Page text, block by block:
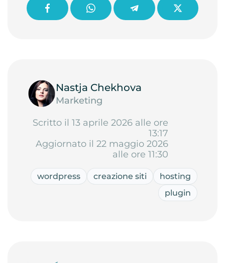
Nastja Chekhova
Marketing
Scritto il 13 aprile 2026 alle ore
13:17
Aggiornato il 22 maggio 2026
alle ore 11:30
wordpress creazione siti
hosting
plugin